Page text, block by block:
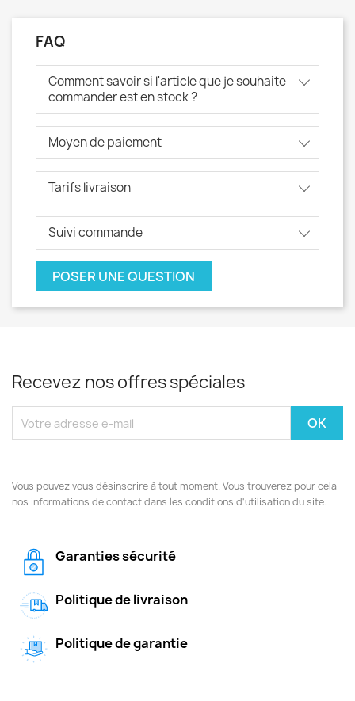
FAQ
Comment savoir si l'article que je souhaite
commander est en stock ?
Moyen de paiement
Tarifs livraison
Suivi commande
POSER UNE QUESTION
Recevez nos offres spéciales
Vous pouvez vous désinscrire à tout moment. Vous trouverez pour cela
nos informations de contact dans les conditions d'utilisation du site.
Garanties sécurité
Politique de livraison
Politique de garantie